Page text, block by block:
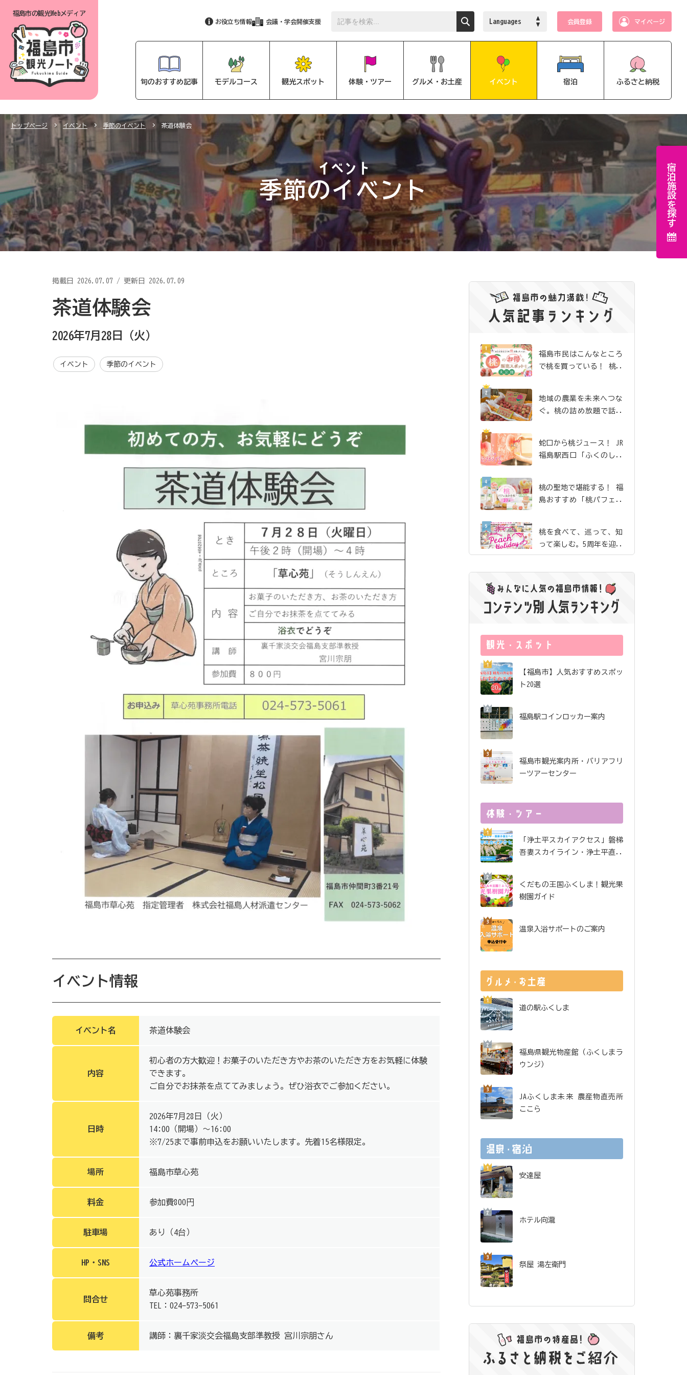
福島市の観光Webメディア
お役立ち情報 会議・学会開催支援 Languages 会員登録 マイページ
旬のおすすめ記事 モデルコース 観光スポット 体験・ツアー グルメ・お土産 イベント 宿泊 ふるさと納税
宿泊施設を探す
季節のイベント
トップページ イベント 季節のイベント 茶道体験会
掲載日 2026.07.07 / 更新日 2026.07.09
茶道体験会
2026年7月28日（火）
イベント 季節のイベント
イベント情報
イベント名 茶道体験会
内容
初心者の方大歓迎！お菓子のいただき方やお茶のいただき方をお気軽に体験
できます。
ご自分でお抹茶を点ててみましょう。ぜひ浴衣でご参加ください。
日時
2026年7月28日（火）
14:00（開場）～16:00
※7/25まで事前申込をお願いいたします。先着15名様限定。
場所 福島市草心苑
料金 参加費800円
駐車場 あり（4台）
HP・SNS 公式ホームページ
問合せ
草心苑事務所
TEL：024-573-5061
備考 講師：裏千家淡交会福島支部準教授 宮川宗朋さん
福島市民はこんなところ
で桃を買っている！ 桃の
地域の農業を未来へつな
ぐ。桃の詰め放題で話題
蛇口から桃ジュース！ JR
福島駅西口「ふくのしま
ホリデイ2026】
桃の聖地で堪能する！ 福
島おすすめ「桃パフェ＆
桃を食べて、巡って、知
って楽しむ。5周年を迎え
た「ふくしまピーチホリ
たい絶品桃ドリンク｜飯
坂・土湯・駅近 から3店
舗をご紹介【ピーチホリ
巡り！ 映画『免許返
納!?』の舞台を訪ねる福
島ドライブ
【福島市】人気おすすめスポッ
ト20選
福島駅コインロッカー案内
福島市観光案内所・バリアフリ
ーツアーセンター
「浄土平スカイアクセス」磐梯
吾妻スカイライン・浄土平直行
くだもの王国ふくしま！観光果
樹園ガイド
温泉入浴サポートのご案内
道の駅ふくしま
福島県観光物産館（ふくしまラ
ウンジ）
JAふくしま未来 農産物直売所
ここら
安達屋
ホテル向瀧
祭屋 湯左衛門